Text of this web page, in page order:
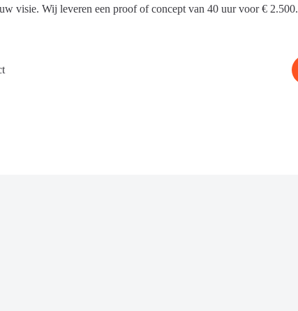
visie. Wij leveren een proof of concept van 40 uur voor € 2.500.